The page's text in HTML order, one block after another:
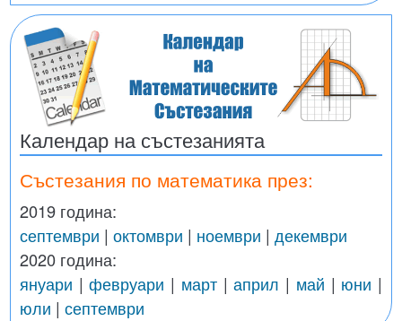
Календар на състезанията
Състезания по математика през:
2019 година:
септември | октомври | ноември | декември
2020 година:
януари |февруари | март|април | май | юни |
юли | септември